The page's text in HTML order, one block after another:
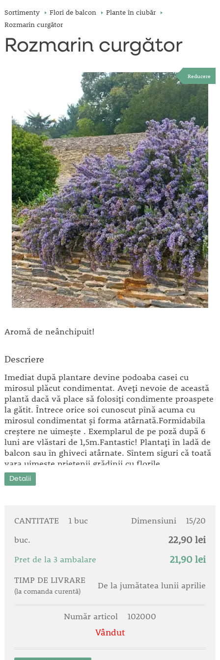
Sortimenty Flori de balcon
Plante în ciubăr
Rozmarin curgător
Rozmarin curgător
Reducere
Aromă de neânchipuit!
Descriere
Imediat după plantare devine podoaba casei cu
mirosul plăcut condimentat. Aveţi nevoie de această
plantă dacă vă place să folosiţi condimente proaspete
la gătit. Întrece orice soi cunoscut pînă acuma cu
mirosul condimentat şi forma atârnată.Formidabila
creştere ne uimeşte . Exemplarul de pe poză după 6
luni are vlăstari de 1,5m.Fantastic! Plantaţi în ladă de
balcon sau în ghiveci atârnate. Sîntem siguri că toată
vara uimeşte prietenii grădinii cu florile
fermecătoare, şi cu mirosul condimentat.
Detalii
CANTITATE 1 buc Dimensiuni
15/20
buc.
22,90 lei
Pret de la 3 ambalare 21,90 lei
TIMP DE LIVRARE
(la comanda curentă)
De la jumătatea lunii aprilie
Număr articol 102000
Vândut